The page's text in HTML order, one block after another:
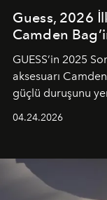
Guess, 2026
Camden
GUESS’in 2025
aksesuarı
güçlü duruşunu
04.24.2026